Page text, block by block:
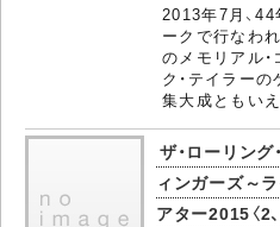
2013年7月、
ークで行なわ
のメモリアル
ク・テイラー
集大成ともい
ザ・ローリン
ィンガーズ～ラ
アター2015〈2